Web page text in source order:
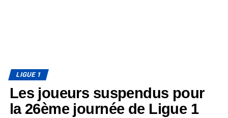
LIGUE 1
Les joueurs suspendus pour
la 26ème journée de Ligue 1